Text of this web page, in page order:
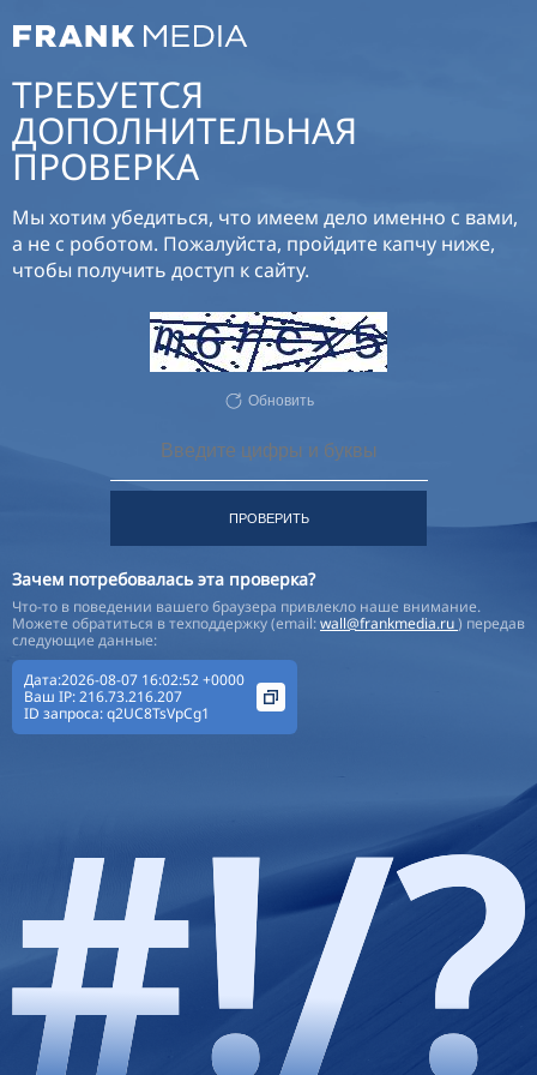
ТРЕБУЕТСЯ
ДОПОЛНИТЕЛЬНАЯ
ПРОВЕРКА
Мы хотим убедиться, что имеем дело именно с вами,
а не с роботом. Пожалуйста, пройдите капчу ниже,
чтобы получить доступ к сайту.
Обновить
ПРОВЕРИТЬ
Зачем потребовалась эта проверка?
Что-то в поведении вашего браузера привлекло наше внимание.
Можете обратиться в техподдержку (email:wall@frankmedia.ru) передав
следующие данные:
Дата:2026-08-07 16:02:52 +0000
Ваш IP:216.73.216.207
ID запроса:q2UC8TsVpCg1